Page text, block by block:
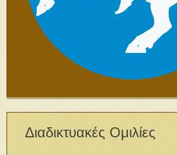
Διαδικτυακές Ομιλίες